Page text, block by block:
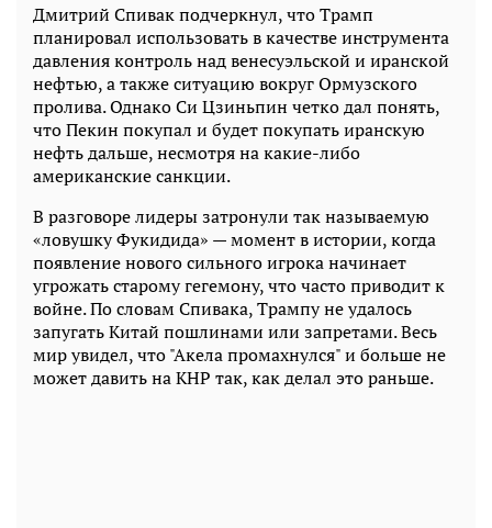
Дмитрий Спивак подчеркнул, что Трамп
планировал использовать в качестве инструмента
давления контроль над венесуэльской и иранской
нефтью, а также ситуацию вокруг Ормузского
пролива. Однако Си Цзиньпин четко дал понять,
что Пекин покупал и будет покупать иранскую
нефть дальше, несмотря на какие-либо
американские санкции.
В разговоре лидеры затронули так называемую
«ловушку Фукидида» — момент в истории, когда
появление нового сильного игрока начинает
угрожать старому гегемону, что часто приводит к
войне. По словам Спивака, Трампу не удалось
запугать Китай пошлинами или запретами. Весь
мир увидел, что "Акела промахнулся" и больше не
может давить на КНР так, как делал это раньше.